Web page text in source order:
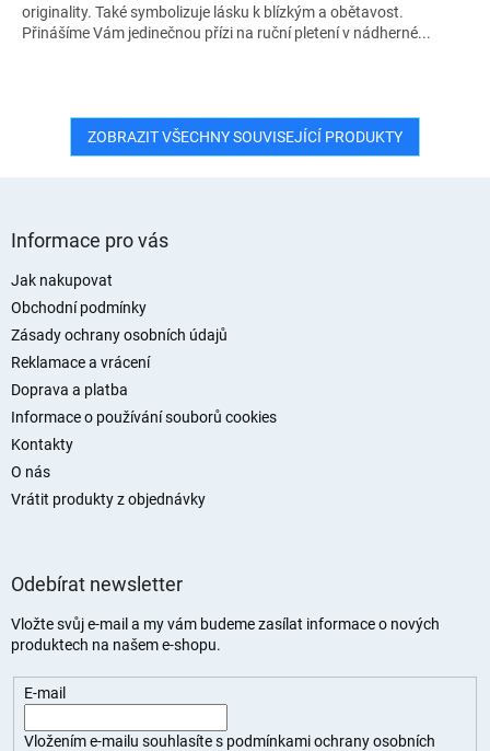
originality. Také symbolizuje lásku k blízkým a obětavost.
Přinášíme Vám jedinečnou přízi na ruční pletení v nádherné...
ZOBRAZIT VŠECHNY SOUVISEJÍCÍ PRODUKTY
Informace pro vás
Jak nakupovat
Obchodní podmínky
Zásady ochrany osobních údajů
Reklamace a vrácení
Doprava a platba
Informace o používání souborů cookies
Kontakty
O nás
Vrátit produkty z objednávky
Odebírat newsletter
Vložte svůj e-mail a my vám budeme zasílat informace o nových
produktech na našem e-shopu.
E-mail
Vložením e-mailu souhlasíte s podmínkami ochrany osobních